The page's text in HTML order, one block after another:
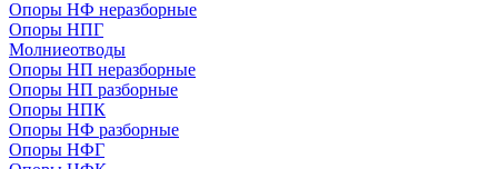
Опоры НФ неразборные
Опоры НПГ
Молниеотводы
Опоры НП неразборные
Опоры НП разборные
Опоры НПК
Опоры НФ разборные
Опоры НФГ